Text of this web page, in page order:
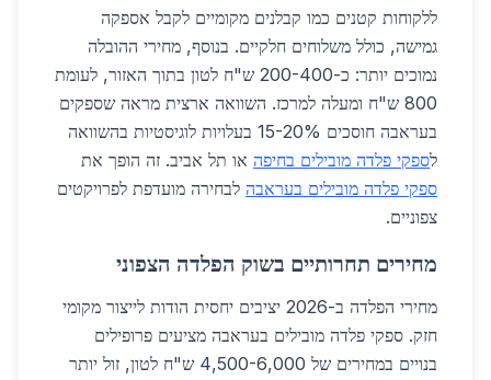
ללקוחות קטנים כמו קבלנים מקומיים לקבל אספקה
גמישה, כולל משלוחים חלקיים. בנוסף, מחירי ההובלה
נמוכים יותר: כ-200-400 ש"ח לטון בתוך האזור, לעומת
800 ש"ח ומעלה למרכז. השוואה ארצית מראה שספקים
בעראבה חוסכים 15-20% בעלויות לוגיסטיות בהשוואה
לספקי פלדה מובילים בחיפה או תל אביב. זה הופך את
ספקי פלדה מובילים בעראבה לבחירה מועדפת לפרויקטים
צפוניים.
מחירים תחרותיים בשוק הפלדה הצפוני
מחירי הפלדה ב-2026 יציבים יחסית הודות לייצור מקומי
חזק. ספקי פלדה מובילים בעראבה מציעים פרופילים
בנויים במחירים של 4,500-6,000 ש"ח לטון, זול יותר